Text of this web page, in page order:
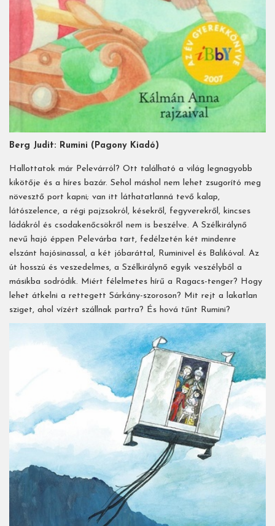
Berg Judit: Rumini (Pagony Kiadó)
Hallottatok már Pelevárról? Ott található a világ legnagyobb
kikötője és a híres bazár. Sehol máshol nem lehet zsugorító meg
növesztő port kapni; van itt láthatatlanná tevő kalap,
látószelence, a régi pajzsokról, késekről, fegyverekről, kincses
ládákról és csodakenőcsökről nem is beszélve. A Szélkirálynő
nevű hajó éppen Pelevárba tart, fedélzetén két mindenre
elszánt hajósinassal, a két jóbaráttal, Ruminivel és Balikóval. Az
út hosszú és veszedelmes, a Szélkirálynő egyik veszélyből a
másikba sodródik. Miért félelmetes hírű a Ragacs-tenger? Hogy
lehet átkelni a rettegett Sárkány-szoroson? Mit rejt a lakatlan
sziget, ahol vízért szállnak partra? És hová tűnt Rumini?